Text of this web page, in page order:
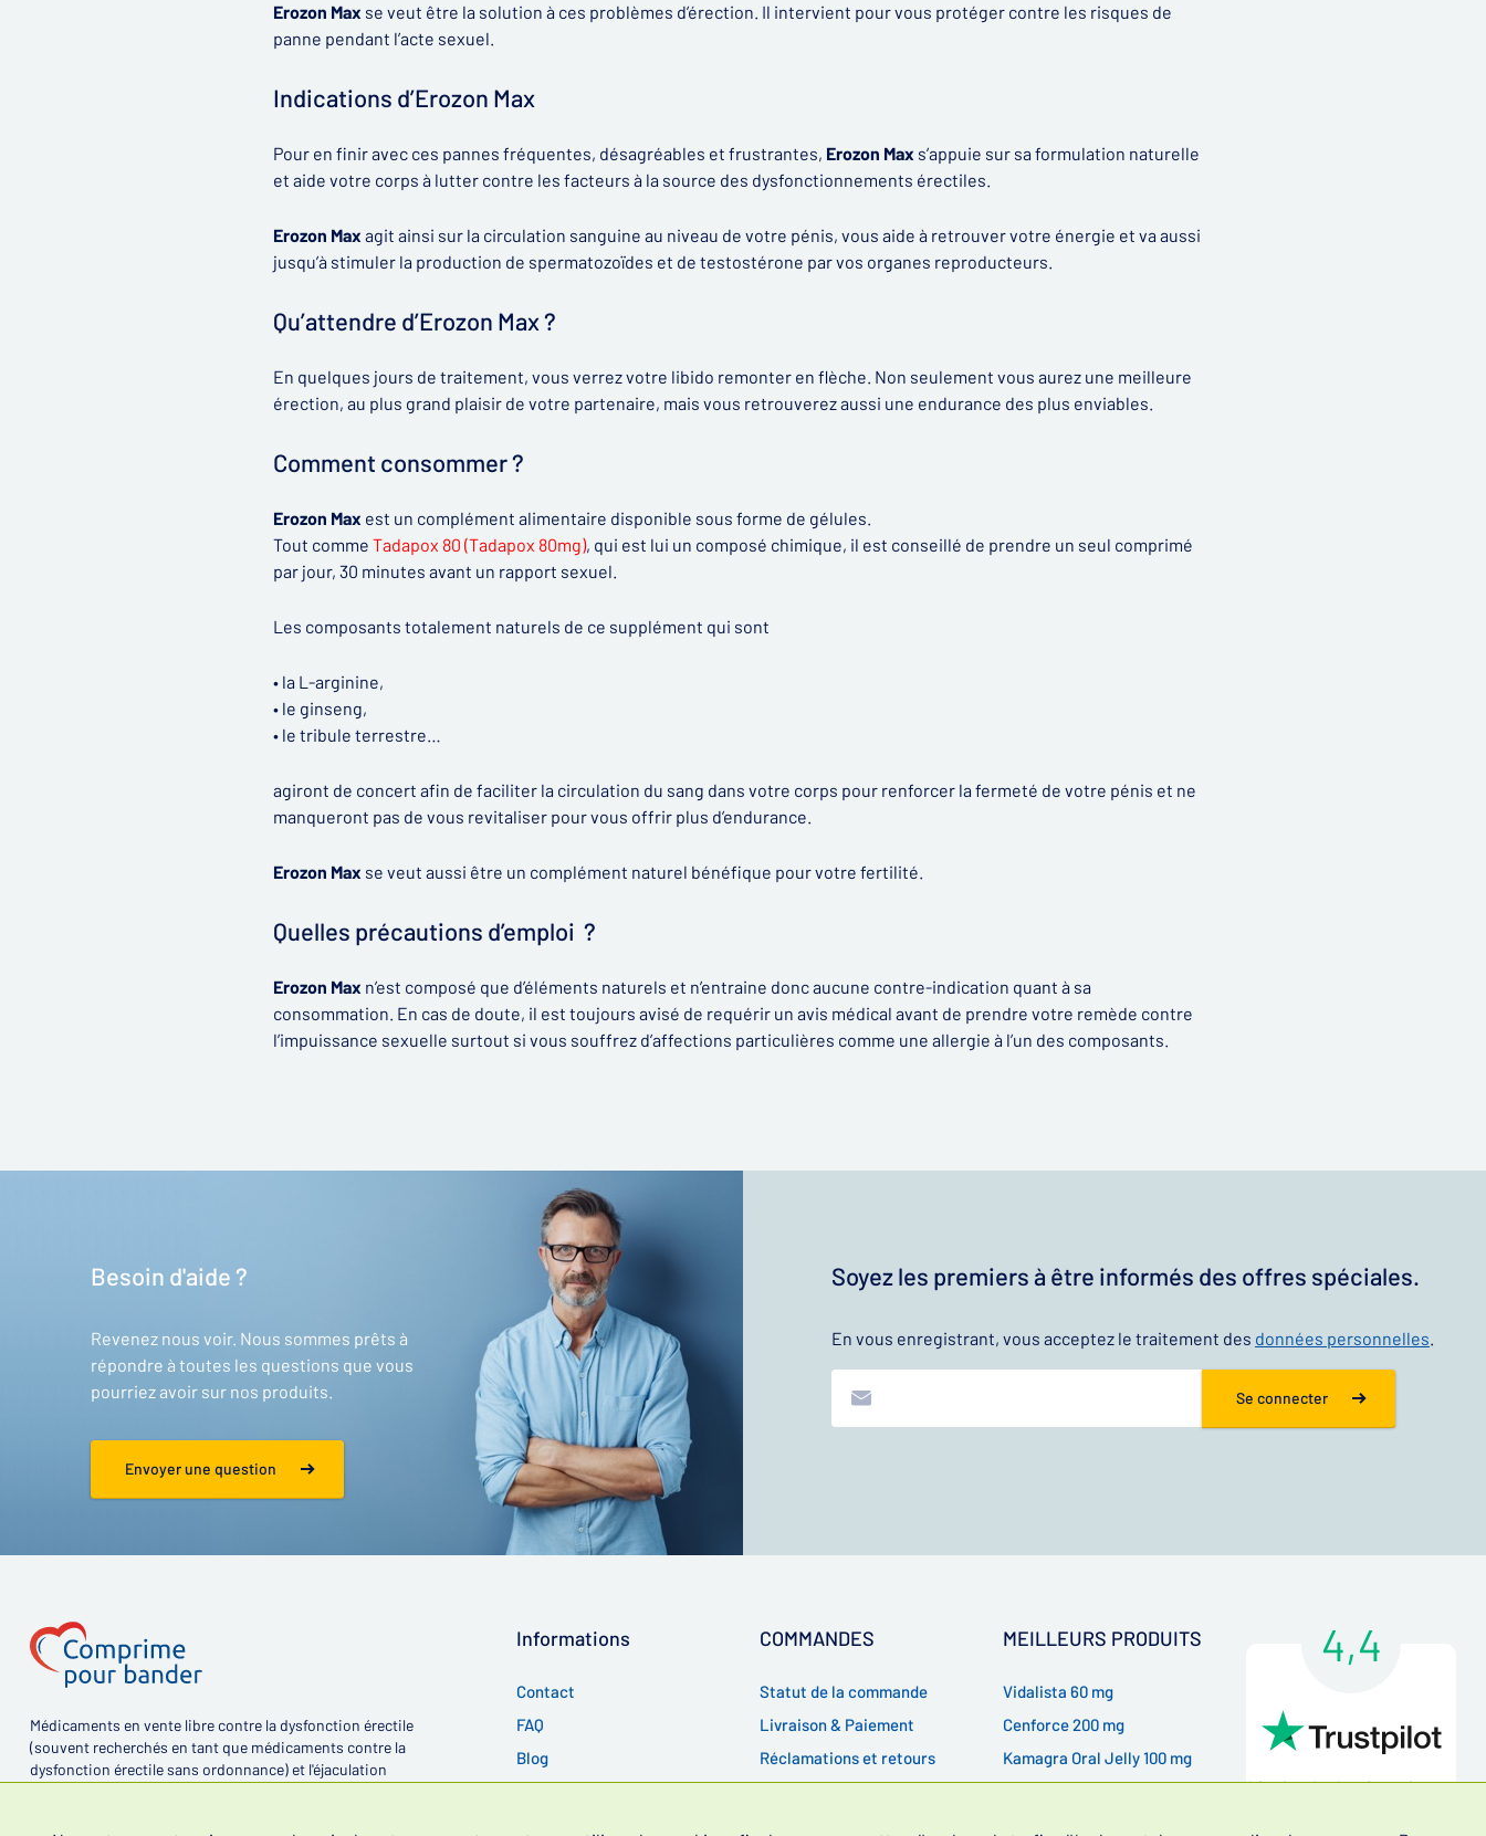
Erozon Max se veut être la solution à ces problèmes d’érection. Il intervient pour vous protéger contre les risques de
panne pendant l’acte sexuel.
Indications d’Erozon Max
Pour en finir avec ces pannes fréquentes, désagréables et frustrantes, Erozon Max s’appuie sur sa formulation naturelle
et aide votre corps à lutter contre les facteurs à la source des dysfonctionnements érectiles.
Erozon Max agit ainsi sur la circulation sanguine au niveau de votre pénis, vous aide à retrouver votre énergie et va aussi
jusqu’à stimuler la production de spermatozoïdes et de testostérone par vos organes reproducteurs.
Qu’attendre d’Erozon Max ?
En quelques jours de traitement, vous verrez votre libido remonter en flèche. Non seulement vous aurez une meilleure
érection, au plus grand plaisir de votre partenaire, mais vous retrouverez aussi une endurance des plus enviables.
Comment consommer ?
Erozon Max est un complément alimentaire disponible sous forme de gélules.
Tout comme Tadapox 80 (Tadapox 80mg), qui est lui un composé chimique, il est conseillé de prendre un seul comprimé
par jour, 30 minutes avant un rapport sexuel.
Les composants totalement naturels de ce supplément qui sont
• la L-arginine,
• le ginseng,
• le tribule terrestre…
agiront de concert afin de faciliter la circulation du sang dans votre corps pour renforcer la fermeté de votre pénis et ne
manqueront pas de vous revitaliser pour vous offrir plus d’endurance.
Erozon Max se veut aussi être un complément naturel bénéfique pour votre fertilité.
Quelles précautions d’emploi ?
Erozon Max n’est composé que d’éléments naturels et n’entraine donc aucune contre-indication quant à sa
consommation. En cas de doute, il est toujours avisé de requérir un avis médical avant de prendre votre remède contre
l’impuissance sexuelle surtout si vous souffrez d’affections particulières comme une allergie à l’un des composants.
Besoin d'aide ?
Revenez nous voir. Nous sommes prêts à
répondre à toutes les questions que vous
pourriez avoir sur nos produits.
Envoyer une question
Soyez les premiers à être informés des offres spéciales.
En vous enregistrant, vous acceptez le traitement des données personnelles.
Se connecter
Médicaments en vente libre contre la dysfonction érectile
(souvent recherchés en tant que médicaments contre la
dysfonction érectile sans ordonnance) et l'éjaculation
Informations
Contact
FAQ
Blog
COMMANDES
Statut de la commande
Livraison & Paiement
Réclamations et retours
MEILLEURS PRODUITS
Vidalista 60 mg
Cenforce 200 mg
Kamagra Oral Jelly 100 mg
4,4
Lire les évaluations de nos